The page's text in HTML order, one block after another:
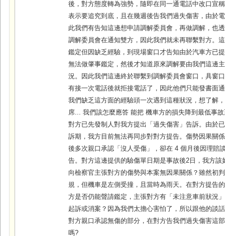
後，對方態度轉為強勢，隨即在同一通電話中改口宣
表示要追究到底，且在幾週後告我們過失傷害，由於
此我們有告知這邊想申請調解委員會，再做調解，也
調解委員會在通知雙方，因此我們就未再聯繫對方。
鑑定但因缺乏經驗，到現場窗口才告知由於汽車方已
無法做肇事鑑定，然後才知道原來調解要由我們這邊
況。因此我們這邊終於聯繫到調解委員會窗口，具窗
有接一次電話後就拒接電話了，因此他們只能發書面
我們缺乏這方面的經驗頭一次遇到這種狀況，想了解
席... 我們該怎麼應答 能把 機車方的損失降到最低事
對方已先發制人對我方提出「過失傷害」告訴。由於
訴期，我方目前無法再同步對對方提告。傷勢因果關
後多次親口承認「沒人受傷」，卻在 4 個月後因理賠
告。對方這邊提供的驗傷單日期是事故後2日，我方該
向檢察官主張對方的傷勢與本案無因果關係？雖然初
規，但機車是左側受撞，且當時為雨天。在對方提告
方是否仍能聲請鑑定，主張對方有「未注意車前狀況
起訴或消案？因為我們太擔心害怕了，所以跟他的談
對方親口承認無傷的部分，在對方告我們過失傷害這
嗎?